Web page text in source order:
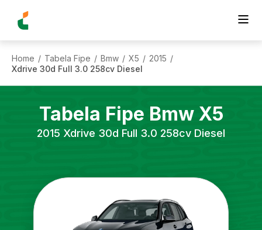
Home / Tabela Fipe / Bmw / X5 / 2015 /
Xdrive 30d Full 3.0 258cv Diesel
Tabela Fipe Bmw X5
2015 Xdrive 30d Full 3.0 258cv Diesel